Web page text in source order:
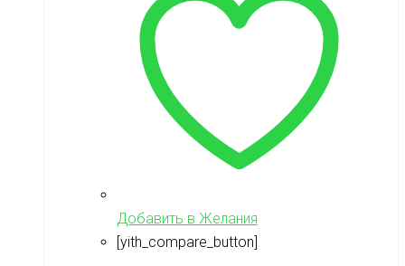
Добавить в Желания
[yith_compare_button]